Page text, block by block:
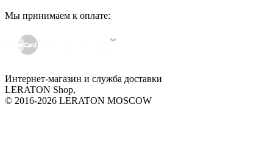
Мы принимаем к оплате:
Интернет-магазин и служба доставки
LERATON Shop,
© 2016-2026 LERATON MOSCOW